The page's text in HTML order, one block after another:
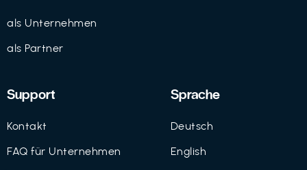
als Unternehmen
als Partner
Support
Kontakt
FAQ für Unternehmen
Sprache
Deutsch
English